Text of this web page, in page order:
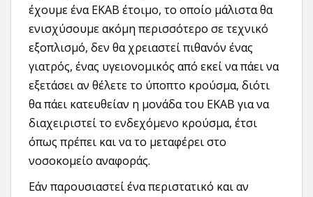
έχουμε ένα ΕΚΑΒ έτοιμο, το οποίο μάλιστα θα
ενισχύσουμε ακόμη περισσότερο σε τεχνικό
εξοπλισμό, δεν θα χρειαστεί πιθανόν ένας
γιατρός, ένας υγειονομικός από εκεί να πάει να
εξετάσει αν θέλετε το ύποπτο κρούσμα, διότι
θα πάει κατευθείαν η μονάδα του ΕΚΑΒ για να
διαχειριστεί το ενδεχόμενο κρούσμα, έτσι
όπως πρέπει και να το μεταφέρει στο
νοσοκομείο αναφοράς.
Εάν παρουσιαστεί ένα περιστατικό και αν